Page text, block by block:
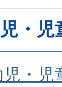
・児
・児